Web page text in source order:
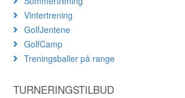
Vintertrening
GolfJentene
GolfCamp
Treningsballer på range
TURNERINGSTILBUD